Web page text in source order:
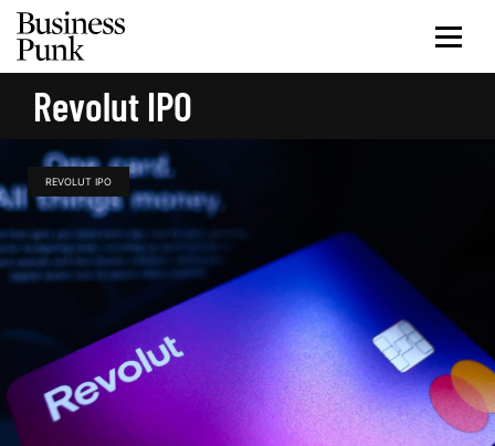
Revolut IPO
REVOLUT IPO